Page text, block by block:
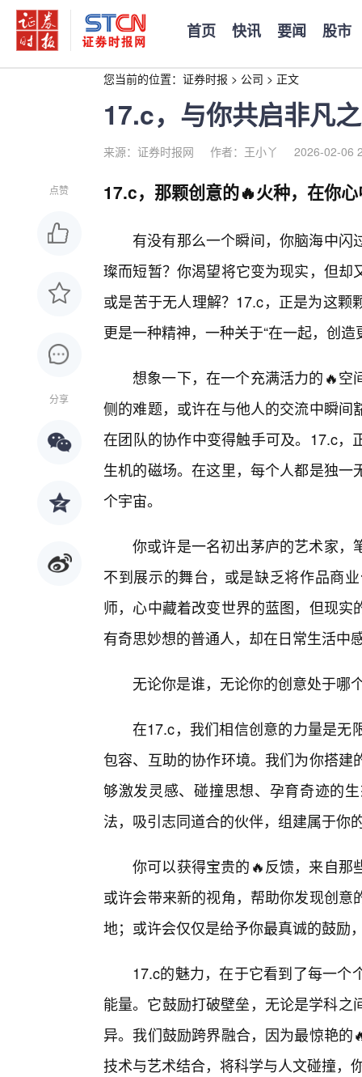
首页 快讯 要闻 股市
您当前的位置： 证券时报 > 公司 > 正文
17.c，与你共启非凡
来源：证券时报网 作者：王小丫 2026-02-06
点赞
分享
17.c，那颗创意的🔥火种，在你
有没有那么一个瞬间，你脑海中
璨而短暂？你渴望将它变为现实，但
或是苦于无人理解？17.c，正是为这
更是一种精神，一种关于“在一起，创造
想象一下，在一个充满活力的🔥空
侧的难题，或许在与他人的交流中瞬
在团队的协作中变得触手可及。17.c，
生机的磁场。在这里，每个人都是独
个宇宙。
你或许是一名初出茅庐的艺术家，
不到展示的舞台，或是缺乏将作品商
师，心中藏着改变世界的蓝图，但现
有奇思妙想的普通人，却在日常生活中
无论你是谁，无论你的创意处于哪
在17.c，我们相信创意的力量是无
包容、互助的协作环境。我们为你搭
够激发灵感、碰撞思想、孕育奇迹的
法，吸引志同道合的伙伴，组建属于你
你可以获得宝贵的🔥反馈，来自那
或许会带来新的视角，帮助你发现创
地；或许会仅仅是给予你最真诚的鼓励
17.c的魅力，在于它看到了每一个
能量。它鼓励打破壁垒，无论是学科
异。我们鼓励跨界融合，因为最惊艳
技术与艺术结合，将科学与人文碰撞，